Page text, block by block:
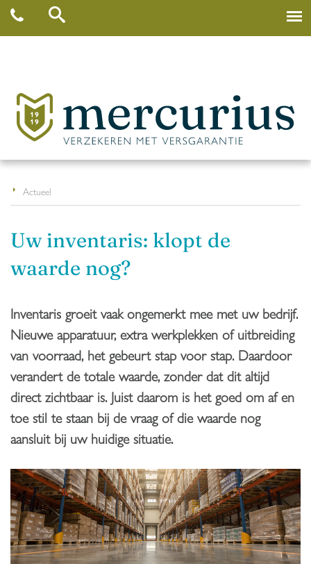
Actueel
Uw inventaris: klopt de
waarde nog?
Inventaris groeit vaak ongemerkt mee met uw bedrijf.
Nieuwe apparatuur, extra werkplekken of uitbreiding
van voorraad, het gebeurt stap voor stap. Daardoor
verandert de totale waarde, zonder dat dit altijd
direct zichtbaar is. Juist daarom is het goed om af en
toe stil te staan bij de vraag of die waarde nog
aansluit bij uw huidige situatie.